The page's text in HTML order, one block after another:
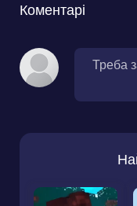
Коментарі
Треба